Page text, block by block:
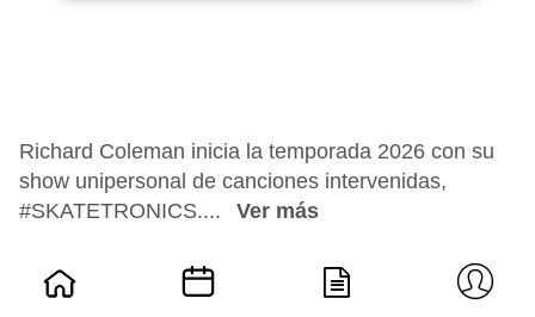
Richard Coleman inicia la temporada 2026 con su
show unipersonal de canciones intervenidas,
#SKATETRONICS....
Ver más